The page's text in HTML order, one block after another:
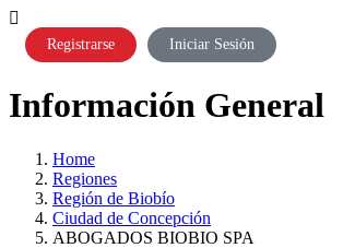
Registrarse Iniciar Sesión
Información General
Home
Regiones
Región de Biobío
Ciudad de Concepción
ABOGADOS BIOBIO SPA